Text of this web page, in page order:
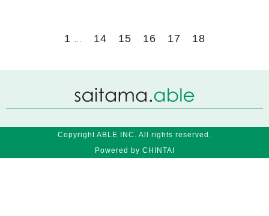
1 … 14 15 16 17 18
Copyright ABLE INC. All rights reserved.
Powered by CHINTAI